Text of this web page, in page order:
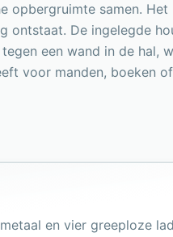
samen.
De ingelegde
een wand in de hal,
voor manden, boeken
en vier greeploze